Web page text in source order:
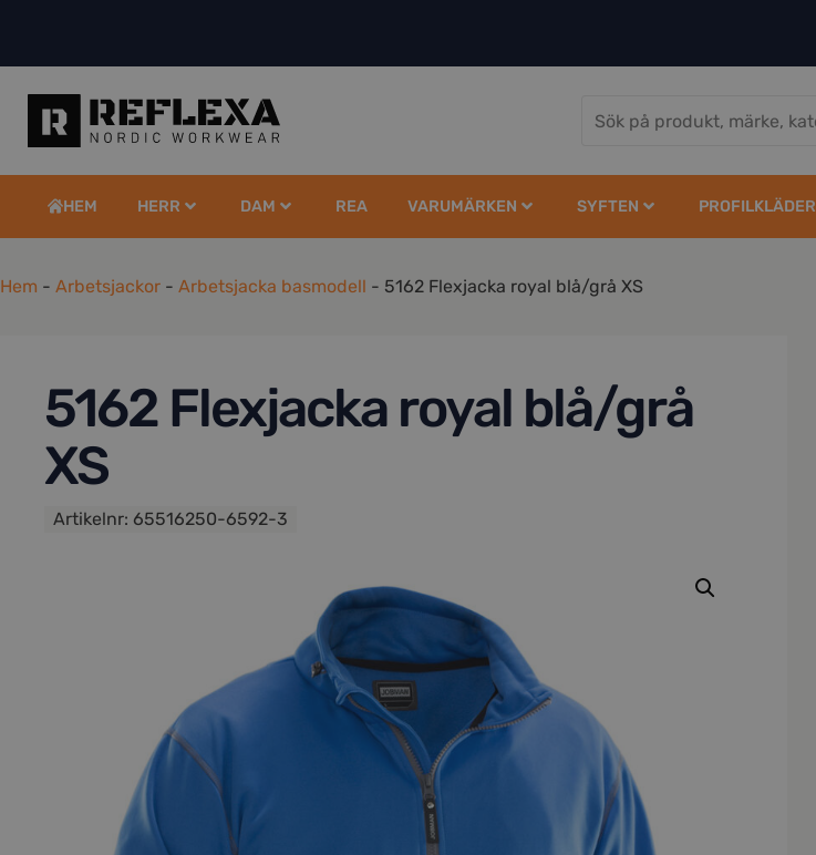
HEM HERR DAM REA VARUMÄRKEN SYFTEN PROFILKLÄDER
Hem - Arbetsjackor - Arbetsjacka basmodell - 5162 Flexjacka royal blå/grå XS
5162 Flexjacka royal blå/grå
XS
Artikelnr: 65516250-6592-3